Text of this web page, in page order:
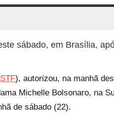
sábado, em Brasília,
STF), autorizou, na manhã
Michelle Bolsonaro, na
de sábado (22).